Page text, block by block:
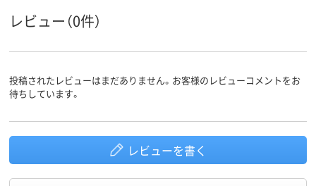
レビュー（0件）
投稿されたレビューはまだありません。お客様のレビューコメントをお
待ちしています。
レビューを書く